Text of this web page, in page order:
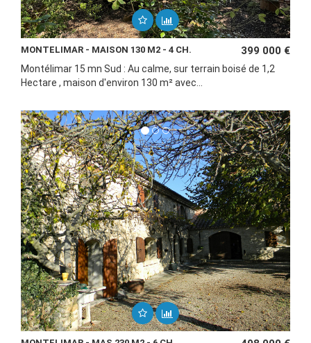
MONTELIMAR - MAISON 130 M2 - 4 CH. 399 000 €
Montélimar 15 mn Sud : Au calme, sur terrain boisé de 1,2
Hectare , maison d'environ 130 m² avec...